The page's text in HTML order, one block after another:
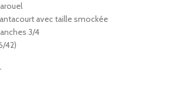
avec taille smockée
3/4
42)